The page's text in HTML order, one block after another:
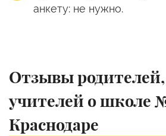
анкету: не нужно.
Отзывы
учителей о школе
Краснодаре